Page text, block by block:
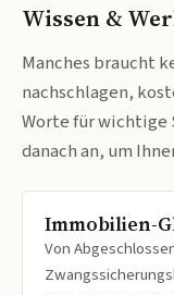
Wissen &
Manches braucht
nachschlagen,
Worte für wichtige
danach an, um
Immobilien-
Von